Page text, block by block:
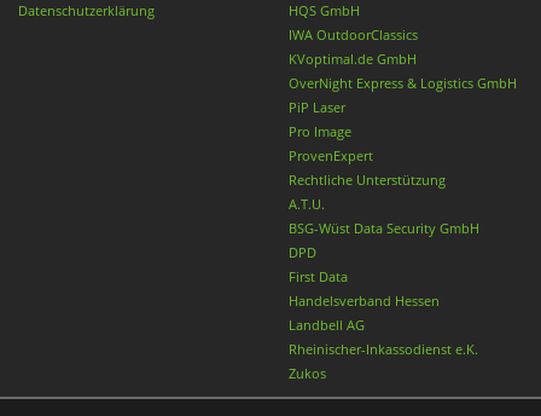
Datenschutzerklärung
HQS GmbH
IWA OutdoorClassics
KVoptimal.de GmbH
OverNight Express & Logistics GmbH
PiP Laser
Pro Image
ProvenExpert
Rechtliche Unterstützung
A.T.U.
BSG-Wüst Data Security GmbH
DPD
First Data
Handelsverband Hessen
Landbell AG
Rheinischer-Inkassodienst e.K.
Zukos